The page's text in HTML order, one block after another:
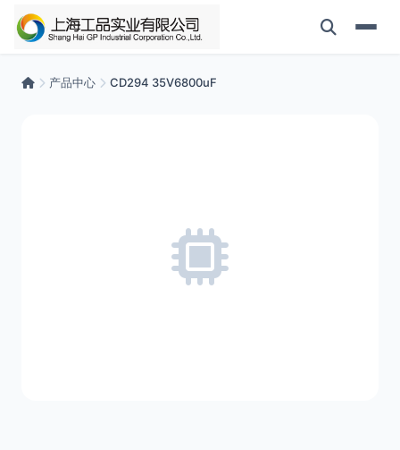
产品中心 CD294 35V6800uF